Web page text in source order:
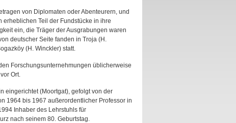
von Diplomaten oder Abenteurern, und
Teil der Fundstücke in ihre
ein, die Träger der Ausgrabungen waren
deutscher Seite fanden in Troja (H.
(H. Winckler) statt.
Forschungsunternehmungen üblicherweise
Ort.
eingerichtet (Moortgat), gefolgt von der
1964 bis 1967 außerordentlicher Professor in
Inhaber des Lehrstuhls für
nach seinem 80. Geburtstag.